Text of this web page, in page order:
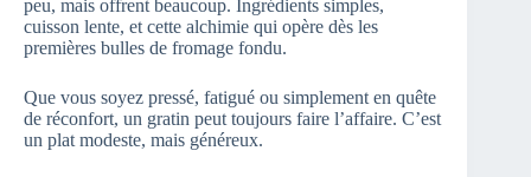
peu, mais offrent beaucoup. Ingrédients simples,
cuisson lente, et cette alchimie qui opère dès les
premières bulles de fromage fondu.
Que vous soyez pressé, fatigué ou simplement en quête
de réconfort, un gratin peut toujours faire l’affaire. C’est
un plat modeste, mais généreux.